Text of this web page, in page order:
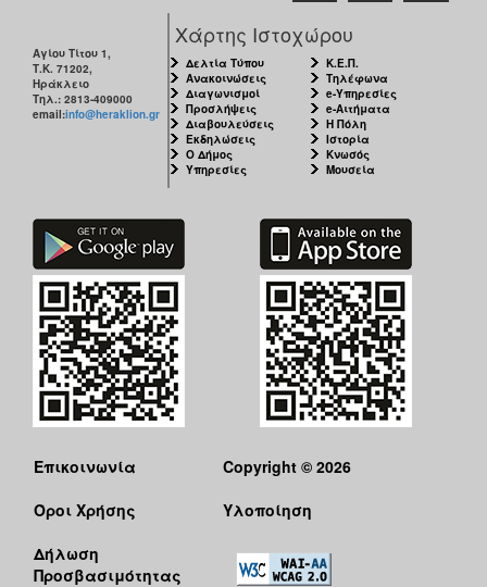
Αγίου Τίτου 1,
Τ.Κ. 71202,
Ηράκλειο
Τηλ.: 2813-409000
email:info@heraklion.gr
Χάρτης Ιστοχώρου
Δελτία Τύπου
Ανακοινώσεις
Διαγωνισμοί
Προσλήψεις
Διαβουλεύσεις
Εκδηλώσεις
Ο Δήμος
Υπηρεσίες
Κ.Ε.Π.
Τηλέφωνα
e-Υπηρεσίες
e-Αιτήματα
Η Πόλη
Ιστορία
Κνωσός
Μουσεία
Επικοινωνία
Όροι Χρήσης
Δήλωση
Προσβασιμότητας
Copyright © 2026
Υλοποίηση